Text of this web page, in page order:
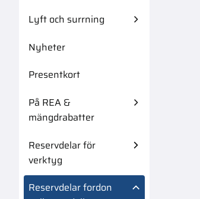
Lyft och surrning
Nyheter
Presentkort
På REA &
mängdrabatter
Reservdelar för
verktyg
Reservdelar fordon